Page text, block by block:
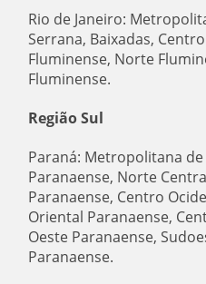
Rio de Janeiro:
Serrana, Baixadas,
Fluminense, Norte
Fluminense.
Região Sul
Paraná: Metropolitana
Paranaense, Norte
Paranaense, Centro
Oriental Paranaense,
Oeste Paranaense,
Paranaense.